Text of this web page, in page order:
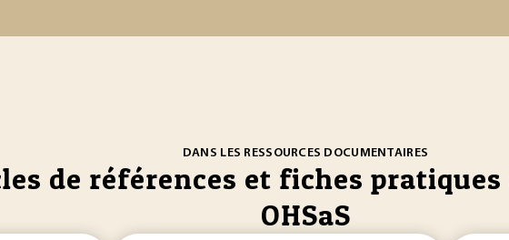
DANS LES RESSOURCES DOCUMENTAIRES
de références et fiches pratiques
OHSaS